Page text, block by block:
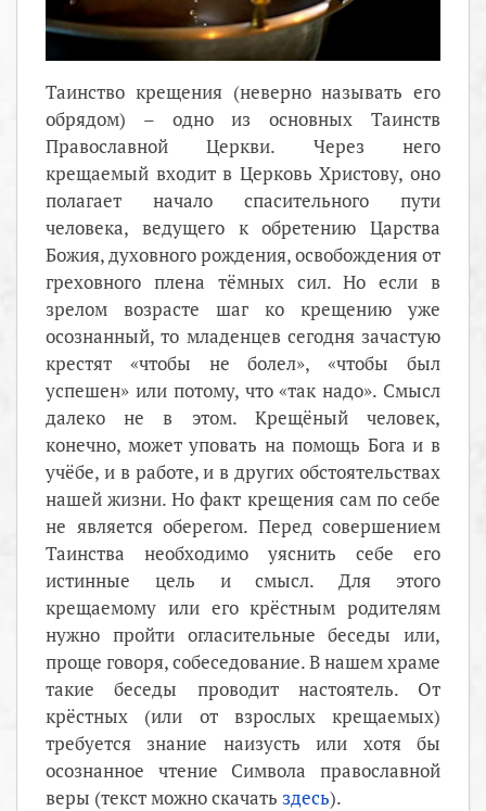
Таинство крещения (неверно называть его
обрядом) – одно из основных Таинств
Православной Церкви. Через него
крещаемый входит в Церковь Христову, оно
полагает начало спасительного пути
человека, ведущего к обретению Царства
Божия, духовного рождения, освобождения от
греховного плена тёмных сил. Но если в
зрелом возрасте шаг ко крещению уже
осознанный, то младенцев сегодня зачастую
крестят «чтобы не болел», «чтобы был
успешен» или потому, что «так надо». Смысл
далеко не в этом. Крещёный человек,
конечно, может уповать на помощь Бога и в
учёбе, и в работе, и в других обстоятельствах
нашей жизни. Но факт крещения сам по себе
не является оберегом. Перед совершением
Таинства необходимо уяснить себе его
истинные цель и смысл. Для этого
крещаемому или его крёстным родителям
нужно пройти огласительные беседы или,
проще говоря, собеседование. В нашем храме
такие беседы проводит настоятель. От
крёстных (или от взрослых крещаемых)
требуется знание наизусть или хотя бы
осознанное чтение Символа православной
веры (текст можно скачать здесь).